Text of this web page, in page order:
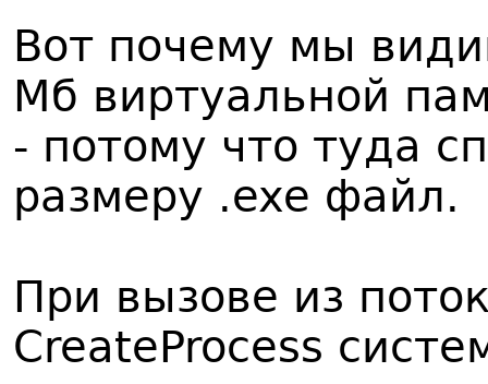
Вот почему мы
Мб виртуальной
- потому что туда
размеру .exe файл.
При вызове из
CreateProcess